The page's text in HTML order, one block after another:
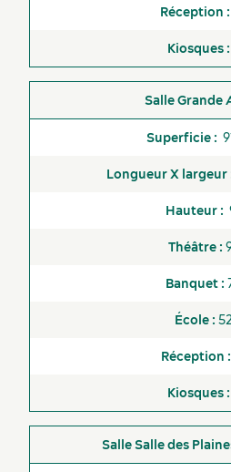
Dernières nouvelles
Grande
Salle des